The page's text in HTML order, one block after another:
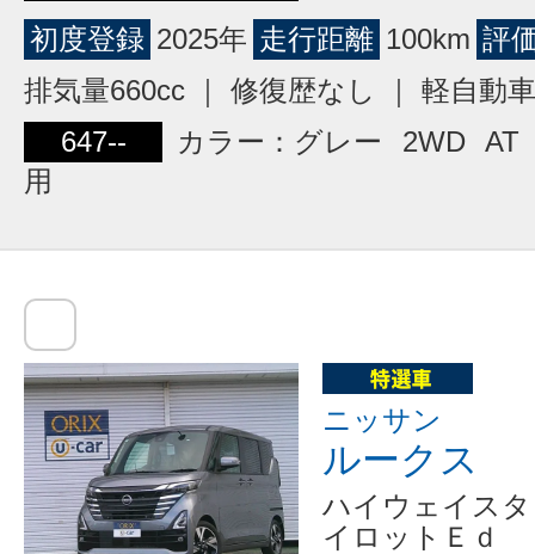
初度登録 2025年 走行距離 100km 評
排気量660cc ｜ 修復歴なし ｜ 軽自動車
647--
カラー：グレー 2WD AT
用
ニッサン
ルークス
ハイウェイス
イロットＥｄ